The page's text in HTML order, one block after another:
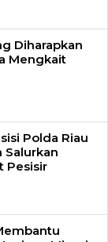
Diharapkan
Mengkait
Polda Riau
Salurkan
Pesisir